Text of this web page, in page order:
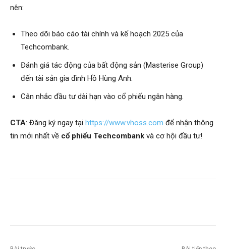
nên:
Theo dõi báo cáo tài chính và kế hoạch 2025 của
Techcombank.
Đánh giá tác động của bất động sản (Masterise Group)
đến tài sản gia đình Hồ Hùng Anh.
Cân nhắc đầu tư dài hạn vào cổ phiếu ngân hàng.
CTA: Đăng ký ngay tại https://www.vhoss.com để nhận thông
tin mới nhất về cổ phiếu Techcombank và cơ hội đầu tư!